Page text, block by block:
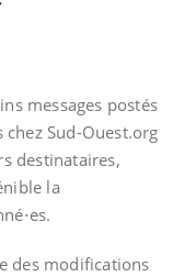
messages postés
Sud-Ouest.org
destinataires,
la
des modifications